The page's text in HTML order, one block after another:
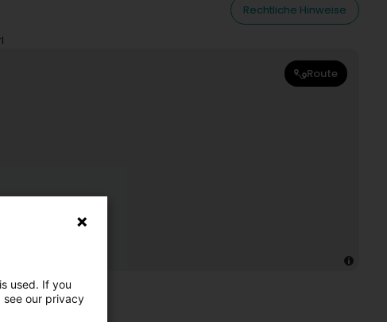
Rechtliche Hinweise
Route
used. If you
see our privacy